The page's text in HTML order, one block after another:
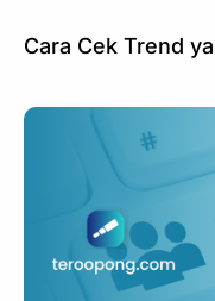
Cara Cek Trend